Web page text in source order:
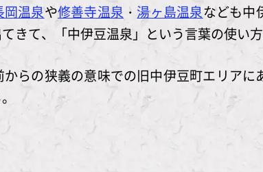
岡温泉や修善寺温泉 ・ 湯ヶ島温泉なども中
きて、「中伊豆温泉」という言葉の使い
らの狭義の意味での旧中伊豆町エリア